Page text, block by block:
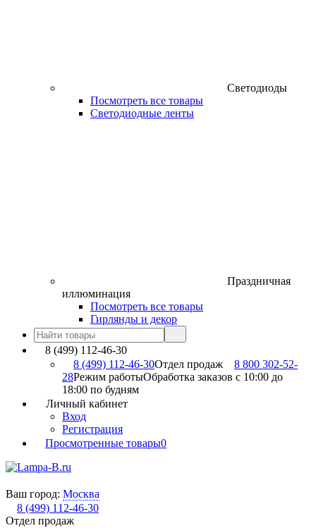
Светодиоды
Посмотреть все товары
Светодиодные ленты
Праздничная
иллюминация
Посмотреть все товары
Гирлянды и декор
8 (499) 112-46-30
8 (499) 112-46-30Отдел продаж
8 800 302-52-
28Режим работыОбработка заказов с 10:00 до
18:00 по будням
Личный кабинет
Вход
Регистрация
Просмотренные товары0
Ваш город: Москва
8 (499) 112-46-30
Отдел продаж